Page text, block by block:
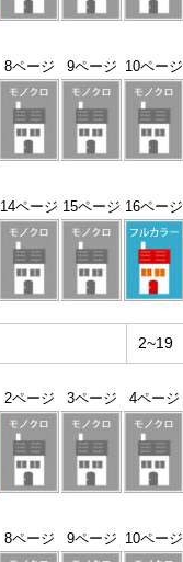
8ページ 9ページ 10ページ
14ページ 15ページ 16ページ
2~19
2ページ 3ページ 4ページ
8ページ 9ページ 10ページ